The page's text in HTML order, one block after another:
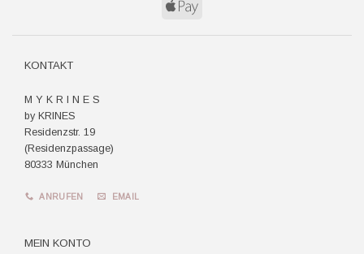
Apple
KONTAKT
M Y K R I N E S
by KRINES
Residenzstr. 19
(Residenzpassage)
80333 München
ANRUFEN EMAIL
MEIN KONTO